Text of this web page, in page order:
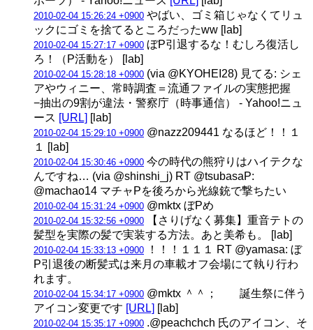
2010-02-04 15:26:24 +0900 やばい、ゴミ箱じゃなくてリュ
ックにゴミを捨てるところだったww [lab]
2010-02-04 15:27:17 +0900 ぼP引退するな！むしろ復活し
ろ！（P活動を） [lab]
2010-02-04 15:28:18 +0900 (via @KYOHEI28) 見てる: シェ
アやウィニー、常時調査＝流通ファイルの実態把握
−抽出の9割が違法・警察庁（時事通信） - Yahoo!ニュ
ース [URL] [lab]
2010-02-04 15:29:10 +0900 @nazz209441 なるほど！！１
１ [lab]
2010-02-04 15:30:46 +0900 今の時代の熊狩りはハイテクな
んですね… (via @shinshi_j) RT @tsubasaP:
@machao14 マチャPを後ろから光線銃で撃ちたい
2010-02-04 15:31:24 +0900 @mktx ぼPめ
2010-02-04 15:32:56 +0900 【さりげなく募集】重音テトの
髪型を実際の髪で実装する方法。あと美希も。 [lab]
2010-02-04 15:33:13 +0900 ！！！１１１ RT @yamasa: ぼ
P引退後の断髪式は来月の車載オフ会場にて執り行わ
れます。
2010-02-04 15:34:17 +0900 @mktx ＾＾； 誕生祭に伴う
アイコン変更です [URL] [lab]
2010-02-04 15:35:17 +0900 .@peachchch 氏のアイコン、そ